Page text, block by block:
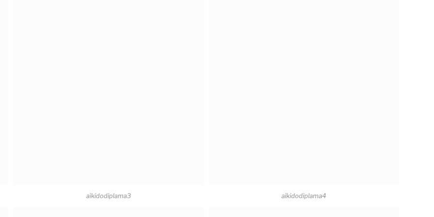
aikidodiplama3 aikidodiplama4